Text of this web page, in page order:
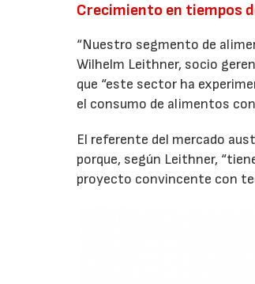
Crecimiento en tiempos
“Nuestro segmento de
Wilhelm Leithner, socio
que “este sector ha
el consumo de alimentos
El referente del mercado
porque, según Leithner,
proyecto convincente con